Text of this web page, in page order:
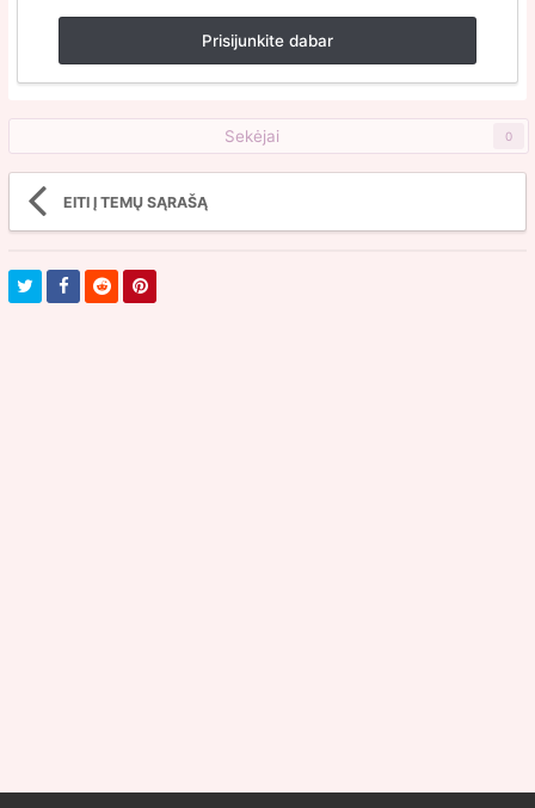
Prisijunkite dabar
Sekėjai 0
EITI Į TEMŲ SĄRAŠĄ